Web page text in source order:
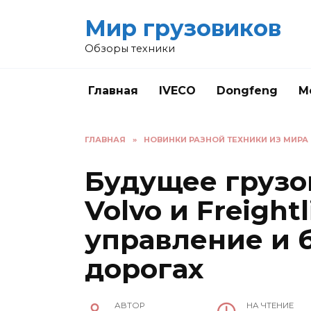
Мир грузовиков
Обзоры техники
Главная IVECO Dongfeng
ГЛАВНАЯ » НОВИНКИ РАЗНОЙ ТЕХНИКИ ИЗ МИРА
Будущее
Volvo и
управление и
дорогах
АВТОР НА ЧТЕНИЕ